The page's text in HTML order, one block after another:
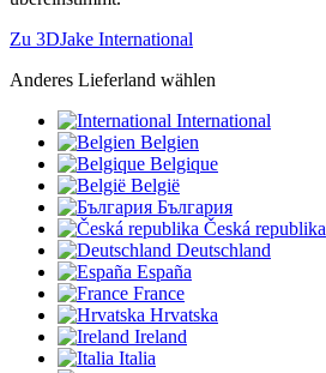
Zu 3DJake International
Anderes Lieferland wählen
International
Belgien
Belgique
België
България
Česká republika
Deutschland
España
France
Hrvatska
Ireland
Italia